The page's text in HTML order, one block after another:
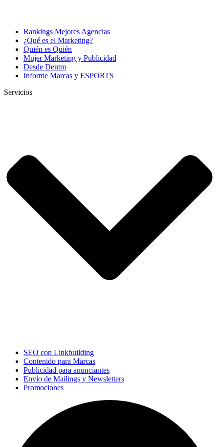
Rankings Mejores Agencias
¿Qué es el Marketing?
Quién es Quién
Mujer Marketing y Publicidad
Desde Dentro
Informe Marcas y ESPORTS
Servicios
SEO con Linkbuilding
Contenido para Marcas
Publicidad para anunciantes
Envío de Mailings y Newsletters
Promociones